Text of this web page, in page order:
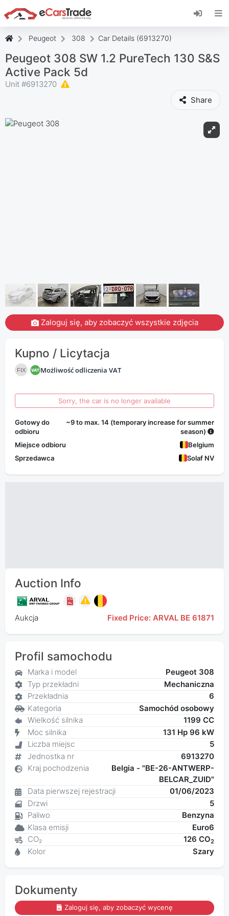
Zainstaluj aplikację internetową eCarsTrade,
dodaj ją do ekranu głównego i otrzymuj
Peugeot 308 Car Details (6913270)
Peugeot 308 SW 1.2 PureTech 130 S&S
Active Pack 5d
Unit #6913270
Share
Zaloguj się, aby zobaczyć wszystkie zdjęcia
Kupno / Licytacja
FIX Możliwość odliczenia VAT
Sorry, the car is no longer available
Gotowy do
odbioru
~9 to max. 14 (temporary increase for summer
season)
Miejsce odbioru
Belgium
Sprzedawca
Solaf NV
Auction Info
Aukcja Fixed Price: ARVAL BE 61871
Profil samochodu
Marka i model
Peugeot 308
Typ przekładni
Mechaniczna
Przekładnia
6
Kategoria
Samochód osobowy
Wielkość silnika
1199 CC
Moc silnika
131 Hp 96 kW
Liczba miejsc
5
Jednostka nr
6913270
Kraj pochodzenia
Belgia - "BE-26-ANTWERP-
BELCAR_ZUID"
Data pierwszej rejestracji
01/06/2023
Drzwi
5
Paliwo
Benzyna
Klasa emisji
Euro6
CO₂
126 CO2
Kolor Szary
Dokumenty
Zaloguj się, aby zobaczyć wycenę